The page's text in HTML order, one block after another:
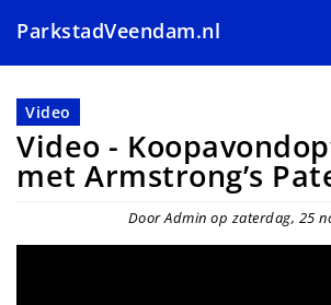
en
naar
de
inhoud
ParkstadVeendam.nl
Video
Video -
met Armstrong’s
Door Admin op zaterdag, 25